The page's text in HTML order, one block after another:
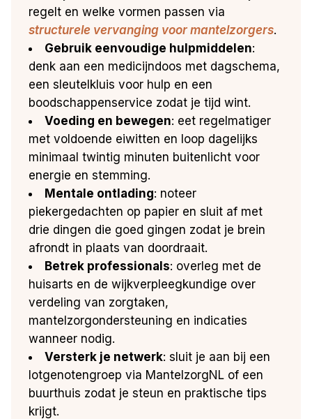
regelt en welke vormen passen via
structurele vervanging voor mantelzorgers.
Gebruik eenvoudige hulpmiddelen:
denk aan een medicijndoos met dagschema,
een sleutelkluis voor hulp en een
boodschappenservice zodat je tijd wint.
Voeding en bewegen: eet regelmatiger
met voldoende eiwitten en loop dagelijks
minimaal twintig minuten buitenlicht voor
energie en stemming.
Mentale ontlading: noteer
piekergedachten op papier en sluit af met
drie dingen die goed gingen zodat je brein
afrondt in plaats van doordraait.
Betrek professionals: overleg met de
huisarts en de wijkverpleegkundige over
verdeling van zorgtaken,
mantelzorgondersteuning en indicaties
wanneer nodig.
Versterk je netwerk: sluit je aan bij een
lotgenotengroep via MantelzorgNL of een
buurthuis zodat je steun en praktische tips
krijgt.